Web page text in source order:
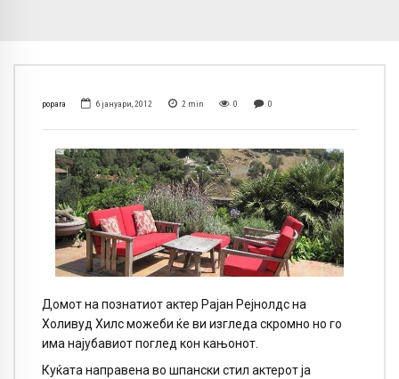
popara 6 јануари, 2012 2 min 0 0
Домот на познатиот актер Рајан Рејнолдс на
Холивуд Хилс можеби ќе ви изгледа скромно но го
има најубавиот поглед кон кањонот.
Куќата направена во шпански стил актерот ја